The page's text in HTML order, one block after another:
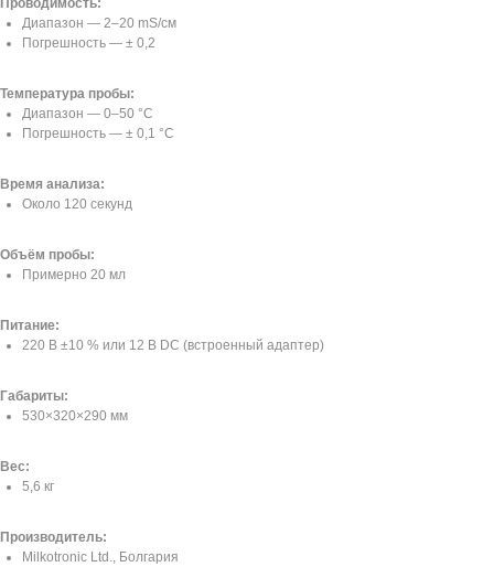
Проводимость:
Диапазон — 2–20 mS/см
Погрешность — ± 0,2
Температура пробы:
Диапазон — 0–50 °C
Погрешность — ± 0,1 °C
Время анализа:
Около 120 секунд
Объём пробы:
Примерно 20 мл
Питание:
220 В ±10 % или 12 В DC (встроенный адаптер)
Габариты:
530×320×290 мм
Вес:
5,6 кг
Производитель:
Milkotronic Ltd., Болгария